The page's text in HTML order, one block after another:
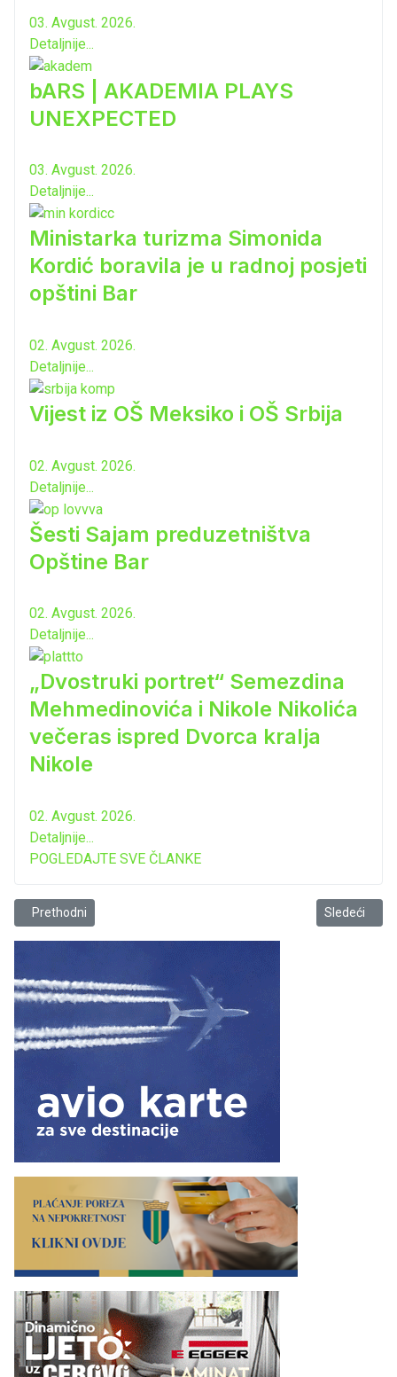
03. Avgust. 2026.
Detaljnije...
bARS | AKADEMIA PLAYS
UNEXPECTED
03. Avgust. 2026.
Detaljnije...
Ministarka turizma Simonida
Kordić boravila je u radnoj posjeti
opštini Bar
02. Avgust. 2026.
Detaljnije...
Vijest iz OŠ Meksiko i OŠ Srbija
02. Avgust. 2026.
Detaljnije...
Šesti Sajam preduzetništva
Opštine Bar
02. Avgust. 2026.
Detaljnije...
„Dvostruki portret“ Semezdina
Mehmedinovića i Nikole Nikolića
večeras ispred Dvorca kralja
Nikole
02. Avgust. 2026.
Detaljnije...
POGLEDAJTE SVE ČLANKE
Prethodni članak: Uspješna poduzetnička priča
Prethodni Sledeći
Sledeći